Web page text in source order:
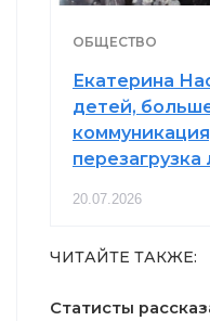
ОБЩЕСТВО
Екатерина
детей,
перезагрузка
20.07.2026
ЧИТАЙТЕ ТАКЖЕ:
Статисты